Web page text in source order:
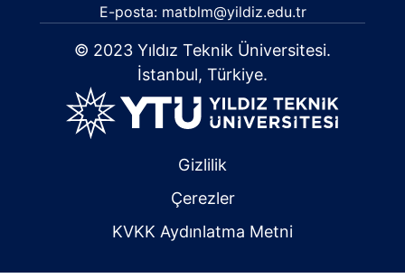
E-posta: matblm@yildiz.edu.tr
© 2023 Yıldız Teknik Üniversitesi.
İstanbul, Türkiye.
Gizlilik
Çerezler
KVKK Aydınlatma Metni